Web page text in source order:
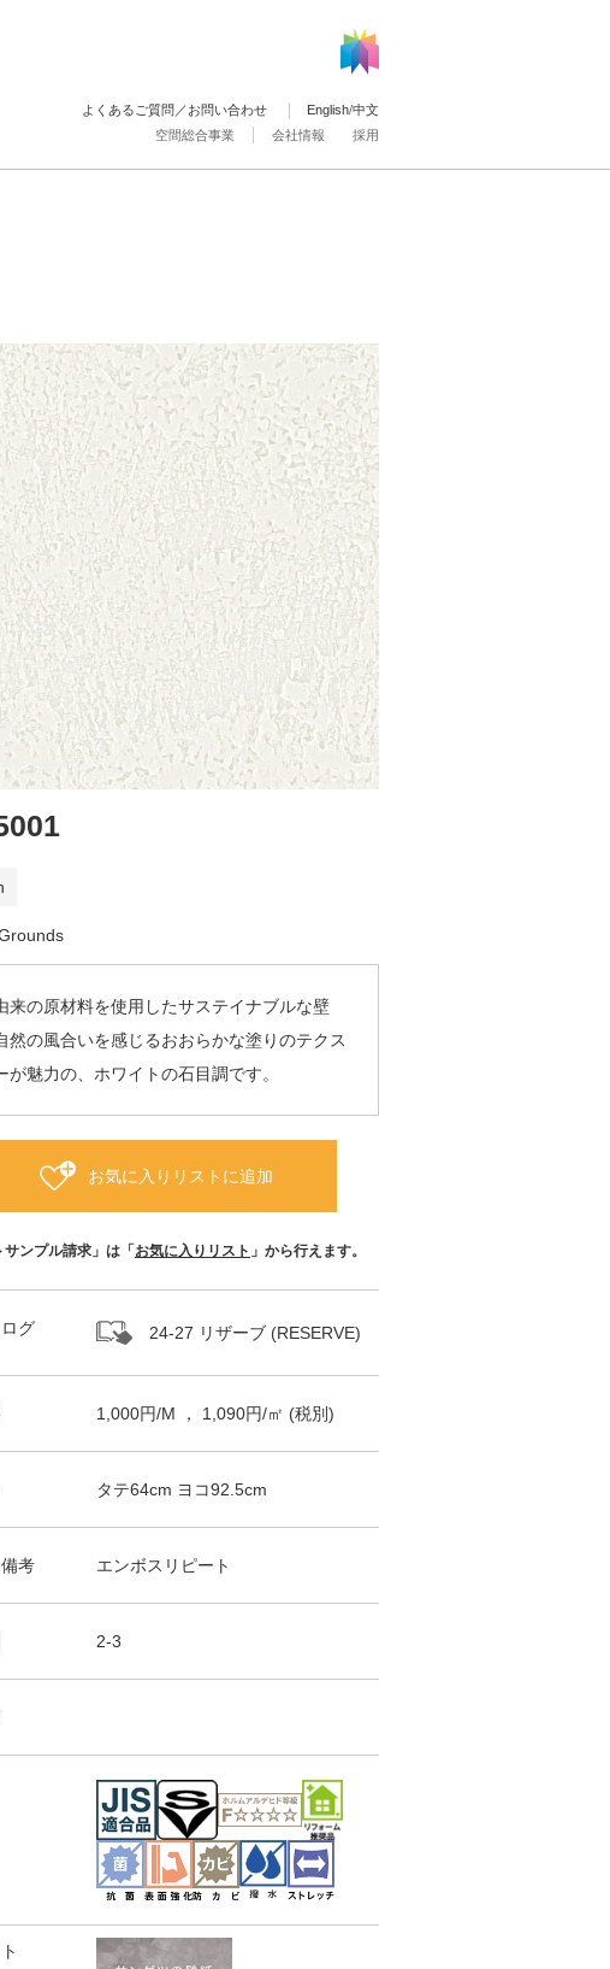
空間総合事業 会社情報 採用
よくあるご質問／お問い合わせ English/中文
来の原材料を使用したサステイナブルな壁
然の風合いを感じるおおらかな塗りのテクス
が魅力の、ホワイトの石目調です。
お気に入りリストに追加
サンプル請求」は「 お気に入りリスト 」から行えます。
グ 24-27 リザーブ (RESERVE)
1,000円/M ， 1,090円/㎡ (税別)
タテ64cm ヨコ92.5cm
考 エンボスリピート
2-3